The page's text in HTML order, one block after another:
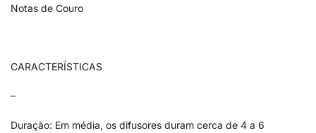
Notas de Couro
CARACTERÍSTICAS
–
Duração: Em média, os difusores duram cerca de 4 a 6